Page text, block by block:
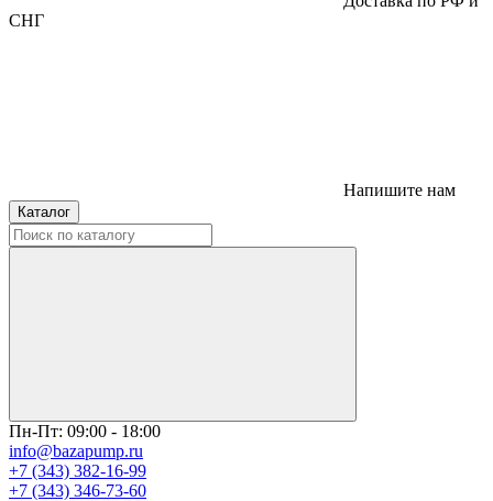
СНГ
Напишите нам
Каталог
Пн-Пт: 09:00 - 18:00
info@bazapump.ru
+7 (343) 382-16-99
+7 (343) 346-73-‬60